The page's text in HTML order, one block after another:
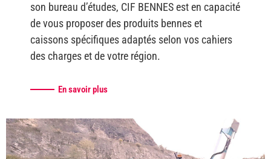
son bureau d’études, CIF BENNES est en capacité
de vous proposer des produits bennes et
caissons spécifiques adaptés selon vos cahiers
des charges et de votre région.
En savoir plus